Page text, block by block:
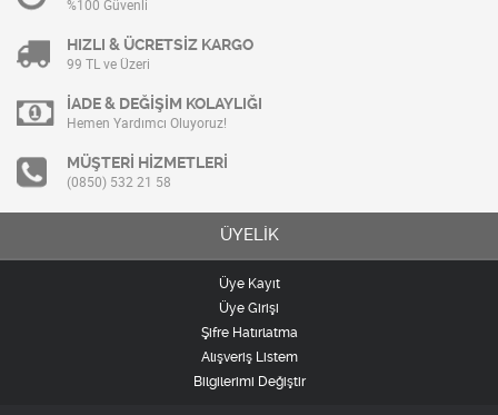
%100 Güvenli
HIZLI & ÜCRETSİZ KARGO
99 TL ve Üzeri
İADE & DEĞİŞİM KOLAYLIĞI
Hemen Yardımcı Oluyoruz!
MÜŞTERİ HİZMETLERİ
(0850) 532 21 58
ÜYELİK
Üye Kayıt
Üye Girişi
Şifre Hatırlatma
Alışveriş Listem
Bilgilerimi Değiştir